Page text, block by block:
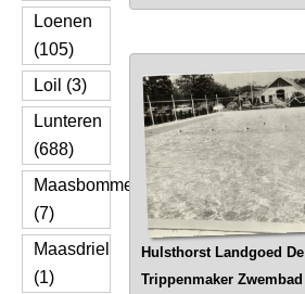
Loenen
(105)
Loil (3)
Lunteren
(688)
Maasbommel
(7)
Maasdriel
(1)
Hulsthorst Landgoed De
Trippenmaker Zwembad